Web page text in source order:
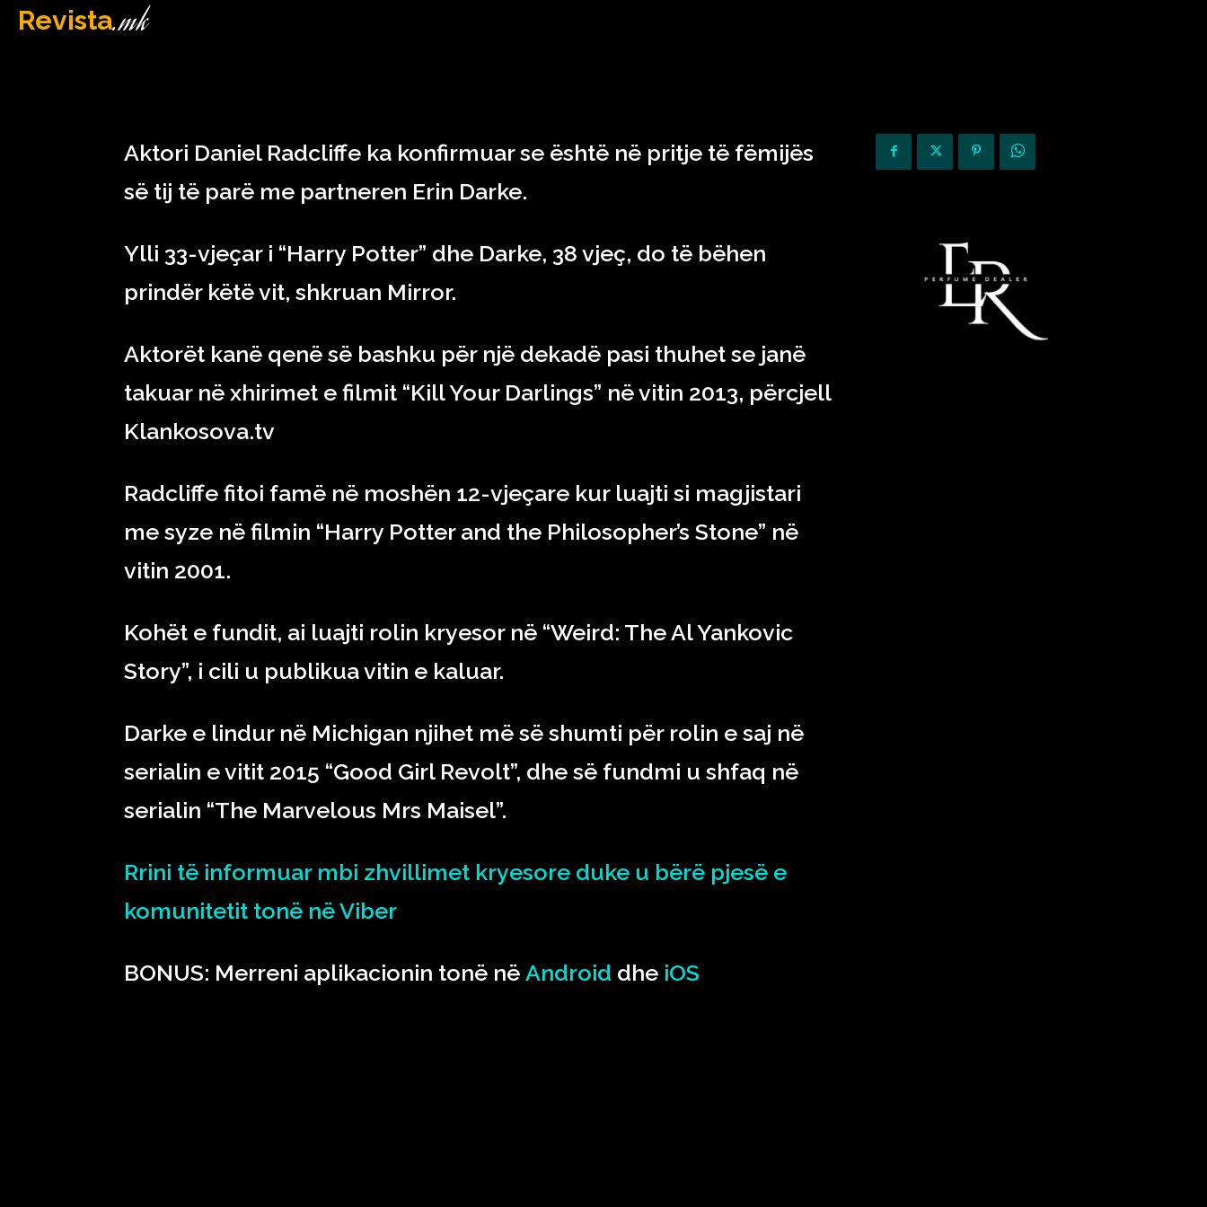
Revista.mk
Aktori Daniel Radcliffe ka konfirmuar se është në pritje të fëmijës
së tij të parë me partneren Erin Darke.
Ylli 33-vjeçar i “Harry Potter” dhe Darke, 38 vjeç, do të bëhen
prindër këtë vit, shkruan Mirror.
Aktorët kanë qenë së bashku për një dekadë pasi thuhet se janë
takuar në xhirimet e filmit “Kill Your Darlings” në vitin 2013, përcjell
Klankosova.tv
Radcliffe fitoi famë në moshën 12-vjeçare kur luajti si magjistari
me syze në filmin “Harry Potter and the Philosopher’s Stone” në
vitin 2001.
Kohët e fundit, ai luajti rolin kryesor në “Weird: The Al Yankovic
Story”, i cili u publikua vitin e kaluar.
Darke e lindur në Michigan njihet më së shumti për rolin e saj në
serialin e vitit 2015 “Good Girl Revolt”, dhe së fundmi u shfaq në
serialin “The Marvelous Mrs Maisel”.
Rrini të informuar mbi zhvillimet kryesore duke u bërë pjesë e
komunitetit tonë në Viber
BONUS: Merreni aplikacionin tonë në Android dhe iOS